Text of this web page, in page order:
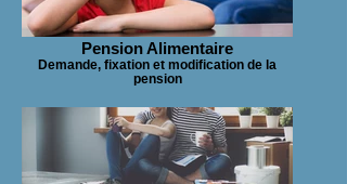
Pension Alimentaire
Demande, fixation et modification de la
pension